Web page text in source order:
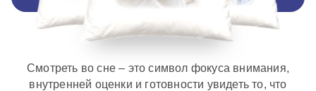
Смотреть во сне – это символ фокуса внимания,
внутренней оценки и готовности увидеть то, что